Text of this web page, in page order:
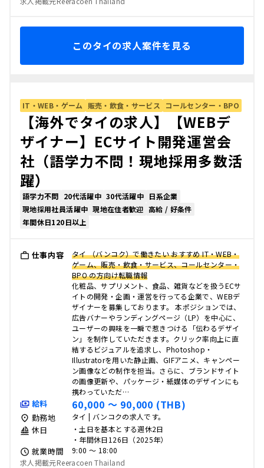
このタイの求人案件を見る
IT・WEB・ゲーム 販売・飲食・サービス コールセンター・BPO
【海外でタイの求人】【WEBデ
ザイナー】ECサイト開発運営会
社（語学力不問！現地採用多数活
躍）
語学力不問 20代活躍中 30代活躍中 日系企業
現地採用社員活躍中 現地在住者歓迎 高給 / 好条件
年間休日120日以上
仕事内容
タイ （バンコク）で働きたい おすすめ IT・WEB・
ゲーム、販売・飲食・サービス、コールセンター・
BPO の方向け転職情報
化粧品、サプリメント、食品、雑貨などを扱うECサ
イトの開発・企画・運営を行ってる企業で、WEBデ
ザイナーを募集しております。 本ポジションでは、
広告バナーやランディングページ（LP）を中心に、
ユーザーの興味を一瞬で惹きつける「伝わるデザイ
ン」を制作していただきます。クリック率向上に直
結するビジュアルを追求し、Photoshop・
Illustratorを用いた静止画、GIFアニメ、キャンペー
ン画像などの制作を担当。さらに、ブランドサイト
の画像更新や、パッケージ・紙媒体のデザインにも
携わっていただ…
給料 60,000 〜 90,000 (THB)
勤務地 タイ | バンコクの求人です。
休日
・土日を基本とする週休2日
・年間休日126日（2025年）
就業時間
9:00 〜 18:00
求人掲載元Reeracoen Thailand